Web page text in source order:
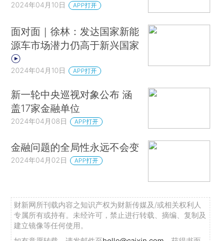
2024年04月10日 APP打开
面对面｜徐林：发达国家新能
源车市场潜力仍高于新兴国家
2024年04月10日 APP打开
新一轮中央巡视对象公布 涵
盖17家金融单位
2024年04月08日 APP打开
金融问题的全局性永远不会变
2024年04月02日 APP打开
财新网所刊载内容之知识产权为财新传媒及/或相关权利人
专属所有或持有。未经许可，禁止进行转载、摘编、复制及
建立镜像等任何使用。